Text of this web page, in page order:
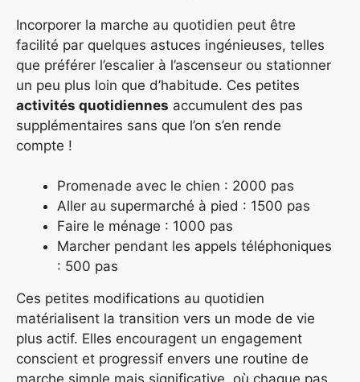
Incorporer la marche au quotidien peut être
facilité par quelques astuces ingénieuses, telles
que préférer l’escalier à l’ascenseur ou stationner
un peu plus loin que d’habitude. Ces petites
activités quotidiennes accumulent des pas
supplémentaires sans que l’on s’en rende
compte !
Promenade avec le chien : 2000 pas
Aller au supermarché à pied : 1500 pas
Faire le ménage : 1000 pas
Marcher pendant les appels téléphoniques
: 500 pas
Ces petites modifications au quotidien
matérialisent la transition vers un mode de vie
plus actif. Elles encouragent un engagement
conscient et progressif envers une routine de